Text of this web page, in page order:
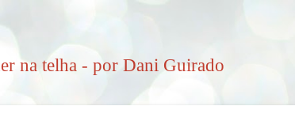
na telha - por Dani Guirado